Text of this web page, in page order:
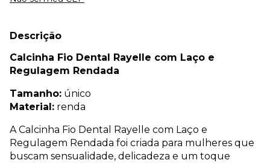
Descrição
Calcinha Fio Dental Rayelle com Laço e
Regulagem Rendada
Tamanho: único
Material: renda
A Calcinha Fio Dental Rayelle com Laço e
Regulagem Rendada foi criada para mulheres que
buscam sensualidade, delicadeza e um toque